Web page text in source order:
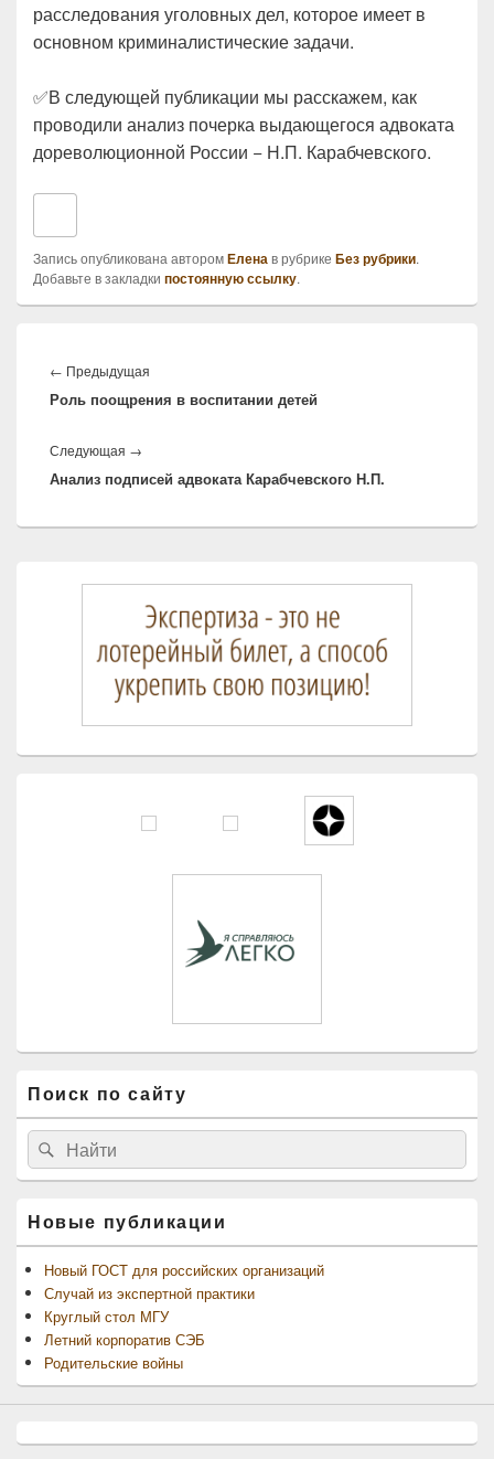
расследования уголовных дел, которое имеет в
основном криминалистические задачи.
✅В следующей публикации мы расскажем, как
проводили анализ почерка выдающегося адвоката
дореволюционной России − Н.П. Карабчевского.
Запись опубликована авторомЕленав рубрике Без рубрики.
Добавьте в закладки постоянную ссылку.
по
записям
← Предыдущая
запись:
Роль поощрения в воспитании детей
Следующая →
запись:
Анализ подписей адвоката Карабчевского Н.П.
Поиск по сайту
Найти:Поиск
Новые публикации
Новый ГОСТ для российских организаций
Случай из экспертной практики
Круглый стол МГУ
Летний корпоратив СЭБ
Родительские войны